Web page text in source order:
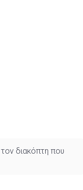
διακόπτη που